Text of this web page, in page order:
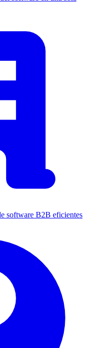
software B2B eficientes